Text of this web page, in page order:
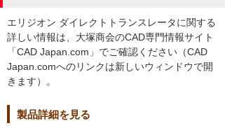
エリジオン ダイレクトトランスレータに関する
詳しい情報は、大塚商会のCAD専門情報サイト
「CAD Japan.com」でご確認ください（CAD
Japan.comへのリンクは新しいウィンドウで開
きます）。
製品詳細を見る